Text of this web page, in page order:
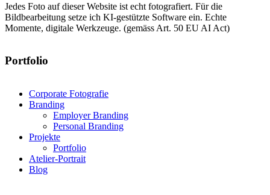
Jedes Foto auf dieser Website ist echt fotografiert. Für die
Bildbearbeitung setze ich KI-gestützte Software ein. Echte
Momente, digitale Werkzeuge. (gemäss Art. 50 EU AI Act)
Portfolio
Corporate Fotografie
Branding
Employer Branding
Personal Branding
Projekte
Portfolio
Atelier-Portrait
Blog